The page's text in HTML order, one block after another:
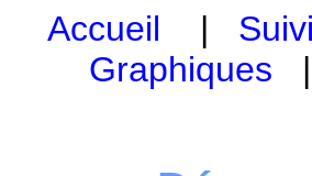
Accueil | Suivi
Graphiques